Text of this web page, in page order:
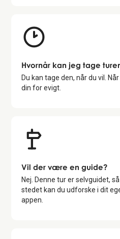
Hvornår kan jeg tage
Du kan tage den, når du vil.
din for evigt.
Vil der være en guide?
Nej. Denne tur er selvguidet,
stedet kan du udforske i dit
appen.